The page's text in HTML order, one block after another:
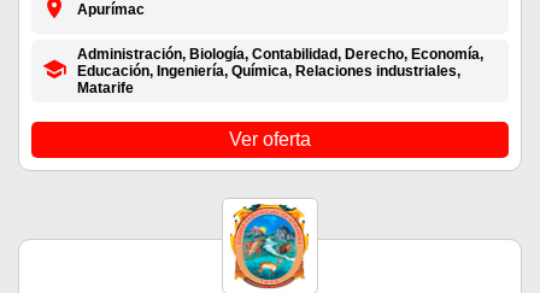
Apurímac
Administración, Biología, Contabilidad, Derecho, Economía,
Educación, Ingeniería, Química, Relaciones industriales,
Matarife
Ver oferta